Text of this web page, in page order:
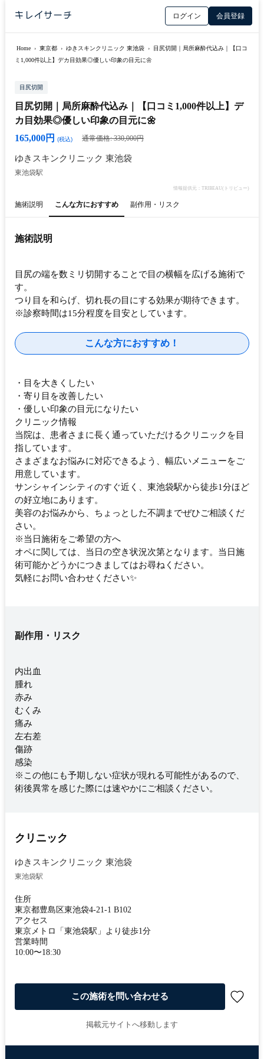
ログイン 会員登録
Home › 東京都 › ゆきスキンクリニック 東池袋 ›
目尻切開｜局所麻酔代込み｜【口コ
ミ1,000件以上】デカ目効果◎優しい印象の目元に🌼
目尻切開
目尻切開｜局所麻酔代込み｜【口コミ1,000件以上】デ
カ目効果◎優しい印象の目元に🌼
165,000円
(税込) 通常価格: 330,000円
ゆきスキンクリニック 東池袋
東池袋駅
情報提供元：TRIBEAU(トリビュー)
施術説明 こんな方におすすめ 副作用・リスク
施術説明
目尻の端を数ミリ切開することで目の横幅を広げる施術で
す。
つり目を和らげ、切れ長の目にする効果が期待できます。
※診察時間は15分程度を目安としています。
こんな方におすすめ！
・目を大きくしたい
・寄り目を改善したい
・優しい印象の目元になりたい
クリニック情報
当院は、患者さまに長く通っていただけるクリニックを目
指しています。
さまざまなお悩みに対応できるよう、幅広いメニューをご
用意しています。
サンシャインシティのすぐ近く、東池袋駅から徒歩1分ほど
の好立地にあります。
美容のお悩みから、ちょっとした不調までぜひご相談くだ
さい。
※当日施術をご希望の方へ
オペに関しては、当日の空き状況次第となります。当日施
術可能かどうかにつきましてはお尋ねください。
気軽にお問い合わせください✨
副作用・リスク
内出血
腫れ
赤み
むくみ
痛み
左右差
傷跡
感染
※この他にも予期しない症状が現れる可能性があるので、
術後異常を感じた際には速やかにご相談ください。
クリニック
ゆきスキンクリニック 東池袋
東池袋駅
住所
東京都豊島区東池袋4-21-1 B102
アクセス
東京メトロ「東池袋駅」より徒歩1分
営業時間
10:00〜18:30
この施術を問い合わせる
掲載元サイトへ移動します